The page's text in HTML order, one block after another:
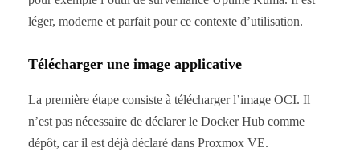
léger, moderne et parfait pour ce contexte d’utilisation.
Télécharger une image applicative
La première étape consiste à télécharger l’image OCI. Il
n’est pas nécessaire de déclarer le Docker Hub comme
dépôt, car il est déjà déclaré dans Proxmox VE.